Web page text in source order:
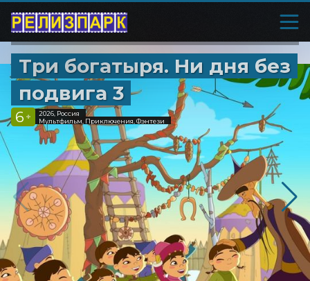
Три богатыря. Ни дня без
подвига 3
6 +
2026, Россия
Мультфильм, Приключения, Фэнтези